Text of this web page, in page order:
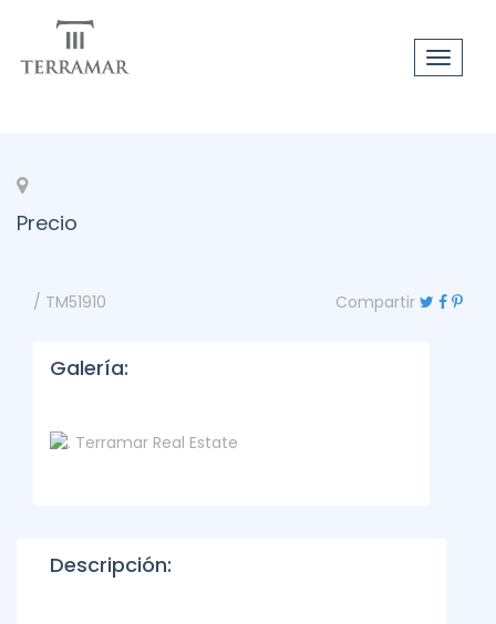
Toggle
Precio
/ TM51910 Compartir
Galería:
Descripción: